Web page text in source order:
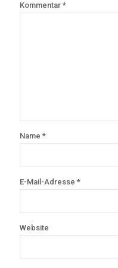
Kommentar *
Name *
E-Mail-Adresse *
Website